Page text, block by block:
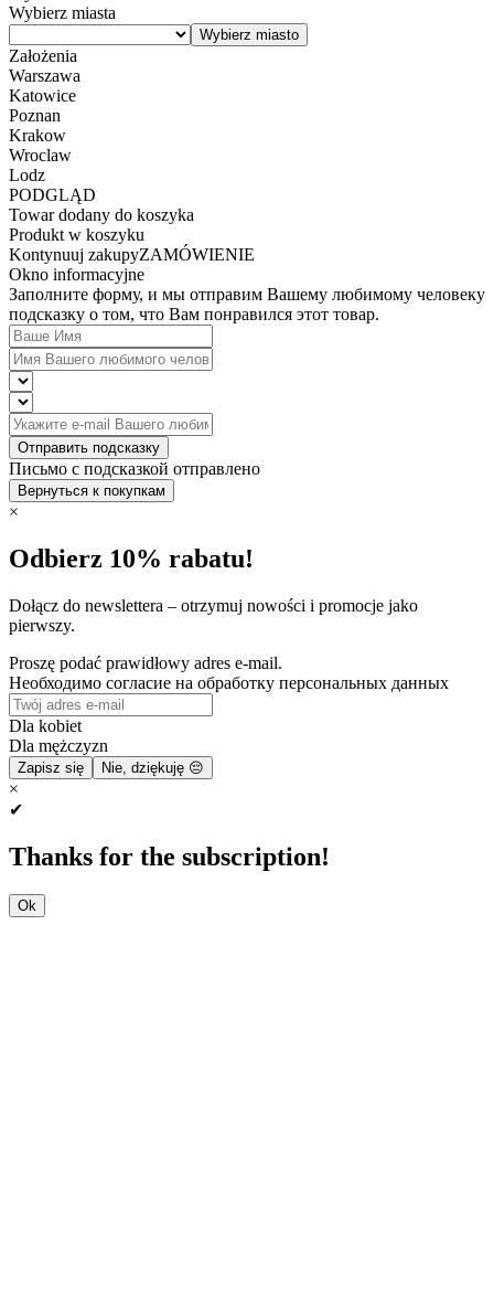
Wybierz miasta
Założenia
Warszawa
Katowice
Poznan
Krakow
Wroclaw
Lodz
PODGLĄD
Towar dodany do koszyka
Produkt w koszyku
Kontynuuj zakupyZAMÓWIENIE
Okno informacyjne
Заполните форму, и мы отправим Вашему любимому человеку
подсказку о том, что Вам понравился этот товар.
Отправить подсказку
Письмо с подсказкой отправлено
Вернуться к покупкам
×
Odbierz 10% rabatu!
Dołącz do newslettera – otrzymuj nowości i promocje jako
pierwszy.
Proszę podać prawidłowy adres e-mail.
Необходимо согласие на обработку персональных данных
Dla kobiet
Dla mężczyzn
Zapisz się Nie, dziękuję 😔
×
✔
Thanks for the subscription!
Ok